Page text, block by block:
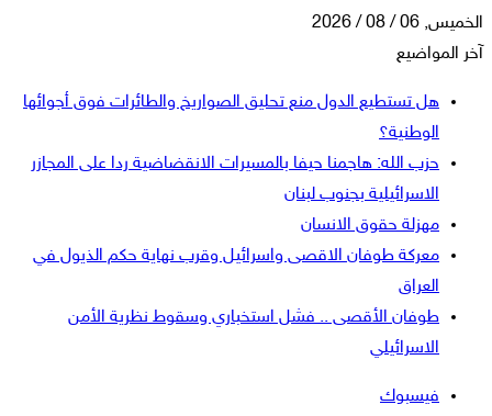
الخميس, 06 / 08 / 2026
آخر المواضيع
هل تستطيع الدول منع تحليق الصواريخ والطائرات فوق أجوائها
الوطنية؟
حزب الله: هاجمنا حيفا بالمسيرات الانقضاضية ردا على المجازر
الاسرائيلية بجنوب لبنان
مهزلة حقوق الانسان
معركة طوفان الاقصى واسرائيل وقرب نهاية حكم الذيول في
العراق
طوفان الأقصى .. فشل استخباري وسقوط نظرية الأمن
الاسرائيلي
فيسبوك